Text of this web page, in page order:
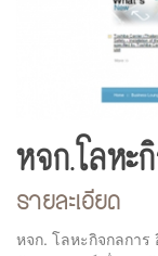
หจก.โลห
รายละเอียด
หจก. โลหะกิจกลการ